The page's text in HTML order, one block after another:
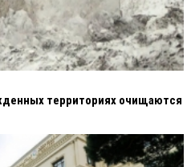
территориях очищаются